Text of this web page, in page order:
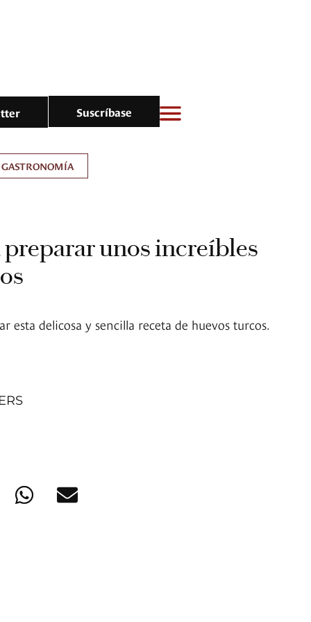
Suscríbase
GASTRONOMÍA
preparar unos increíbles
esta delicosa y sencilla receta de huevos turcos.